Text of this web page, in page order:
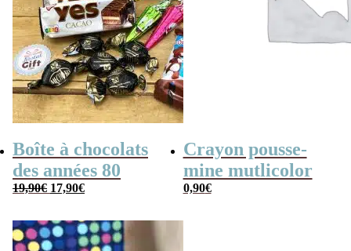
Boîte à chocolats
des années 80
19,90€ Le
prix
19,90€.
17,90€Le
prix
17,90€.
Crayon pousse-
mine mutlicolor
0,90€